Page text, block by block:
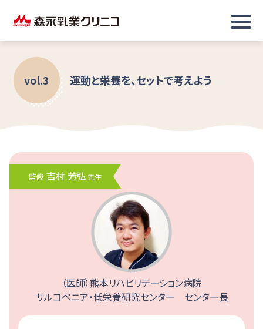
vol.3 運動と栄養を、セットで考えよう
（医師）熊本リハビリテーション病院
サルコペニア・低栄養研究センター センター長